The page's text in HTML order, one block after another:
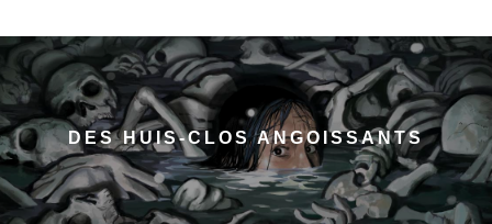
DES HUIS-CLOS ANGOISSANTS